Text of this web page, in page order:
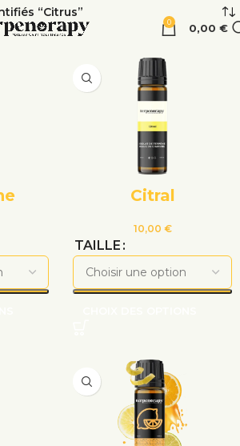
0 0,00 €
“Citrus”
Citral
10,00 €
TAILLE